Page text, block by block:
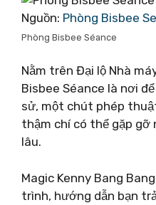
Nguồn: Phòng Bisbee
Phòng Bisbee Séance
Nằm trên Đại lộ Nhà
Bisbee Séance là nơi
sử, một chút phép
thậm chí có thể gặp
lâu.
Magic Kenny Bang
trình, hướng dẫn bạn